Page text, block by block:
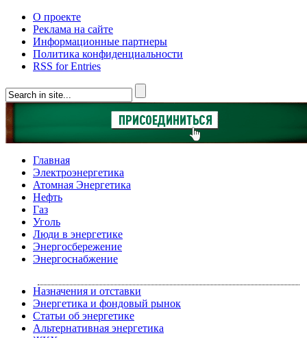
О проекте
Реклама на сайте
Информационные партнеры
Политика конфиденциальности
RSS for Entries
Главная
Электроэнергетика
Атомная Энергетика
Нефть
Газ
Уголь
Люди в энергетике
Энергосбережение
Энергоснабжение
Назначения и отставки
Энергетика и фондовый рынок
Статьи об энергетике
Альтернативная энергетика